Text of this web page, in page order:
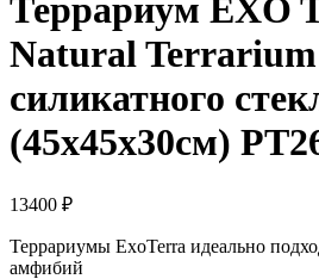
Террариум EXO
Natural Terrarium
силикатного
(45х45х30см)
13400 ₽
Террариумы ExoTerra идеально
амфибий